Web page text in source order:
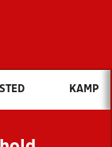
du søge efter?
NYHEDER
KAMP